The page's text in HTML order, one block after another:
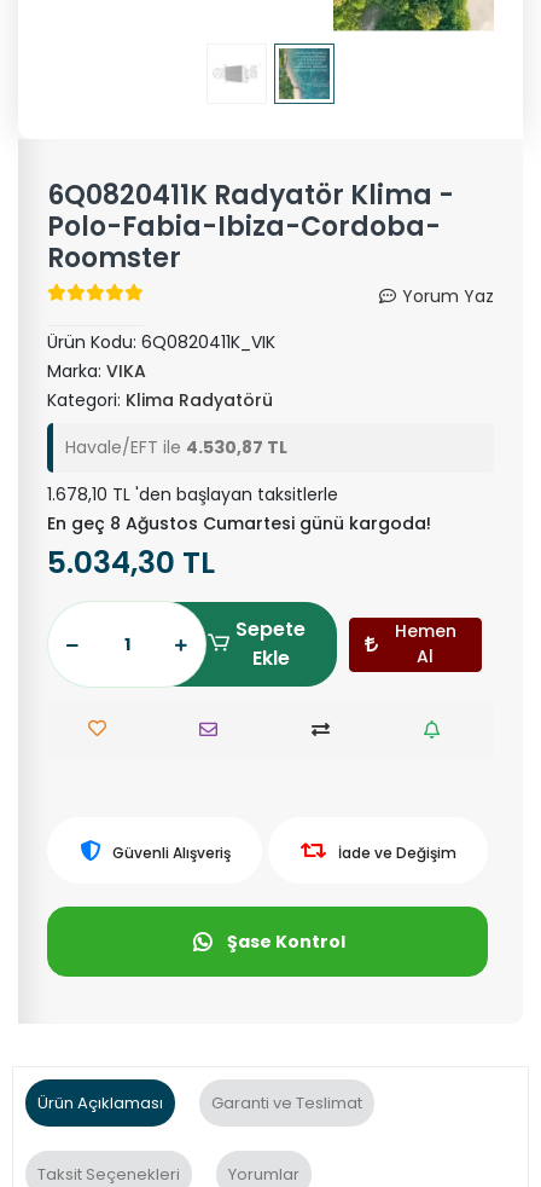
6Q0820411K Radyatör Klima -
Polo-Fabia-Ibiza-Cordoba-
Roomster
Yorum Yaz
Ürün Kodu: 6Q0820411K_VIK
Marka: VIKA
Kategori: Klima Radyatörü
Havale/EFT ile 4.530,87 TL
1.678,10 TL 'den başlayan taksitlerle
En geç 8 Ağustos Cumartesi günü kargoda!
5.034,30 TL
Sepete
Ekle
Hemen
Al
Güvenli Alışveriş İade ve Değişim
Şase Kontrol
Ürün Açıklaması Garanti ve Teslimat
Taksit Seçenekleri Yorumlar